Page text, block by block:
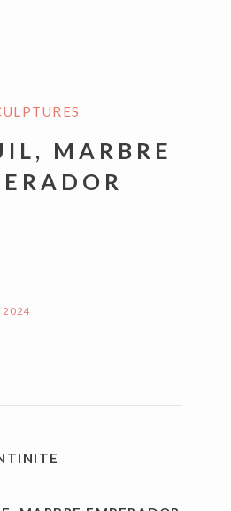
MARBRE
2024